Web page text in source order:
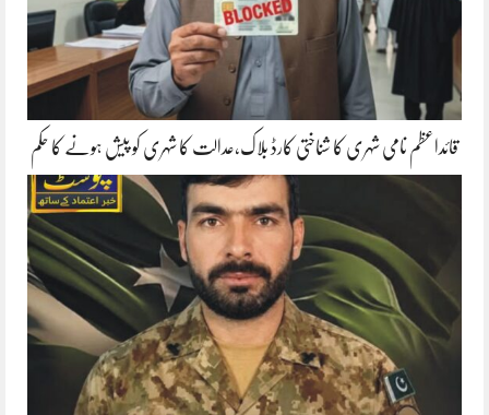
قائداعظم نامی شہری کا شناختی کارڈ بلاک،عدالت کا شہری کو پیش ہونے کا حکم